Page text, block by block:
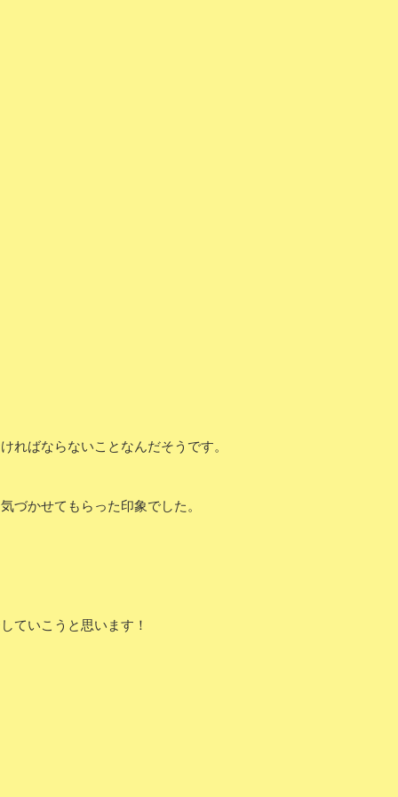
ればならないことなんだそうです。
づかせてもらった印象でした。
ていこうと思います！